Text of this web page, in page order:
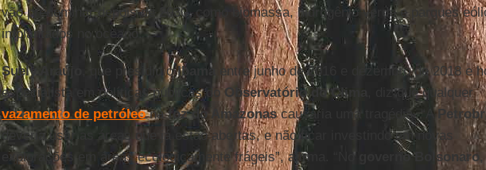
vão predominar depois de 2030, como biomassa, hidrogênio verde e parques
implantados no oceano.
Suely Araújo , que presidiu oIbama
entre junho de 2016 e dezembro de 2018 e
especialista em políticas públicas do Observatório do Clima
, diz que qualquer
vazamento de petróleonafoz do Amazonascausaria uma tragédia. “A
deveria usar as áreas que já estão abertas, e não ficar investindo em novas
explorações em áreas ecologicamente frágeis”, afirma. “Nogoverno Bolsonaro,